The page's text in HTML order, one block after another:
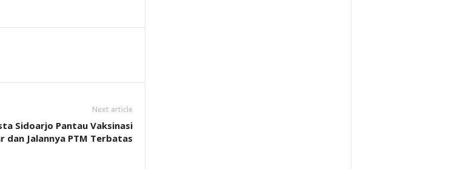
Next article
Sidoarjo Pantau Vaksinasi
dan Jalannya PTM Terbatas